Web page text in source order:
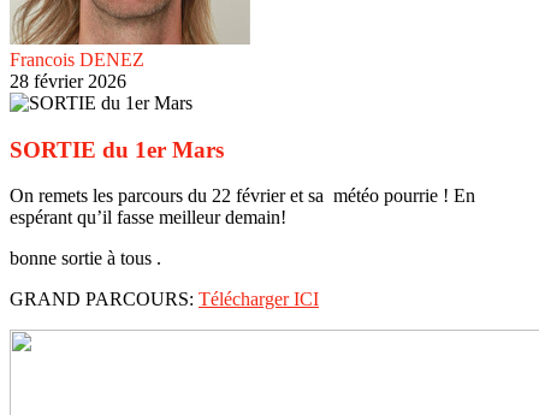
Francois DENEZ
28 février 2026
SORTIE du 1er Mars
On remets les parcours du 22 février et sa météo pourrie ! En
espérant qu’il fasse meilleur demain!
bonne sortie à tous .
GRAND PARCOURS: Télécharger ICI